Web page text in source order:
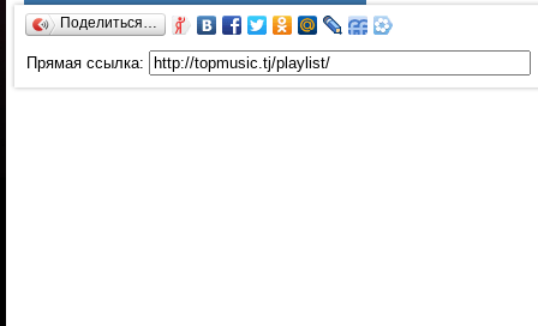
Поделиться…
Прямая ссылка: